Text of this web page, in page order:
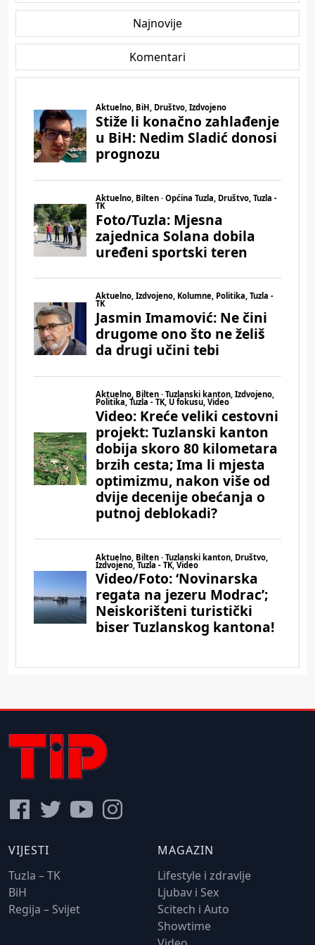
Najnovije
Komentari
VIJESTI
Tuzla – TK
BiH
Regija – Svijet
MAGAZIN
Lifestyle i zdravlje
Ljubav i Sex
Scitech i Auto
Showtime